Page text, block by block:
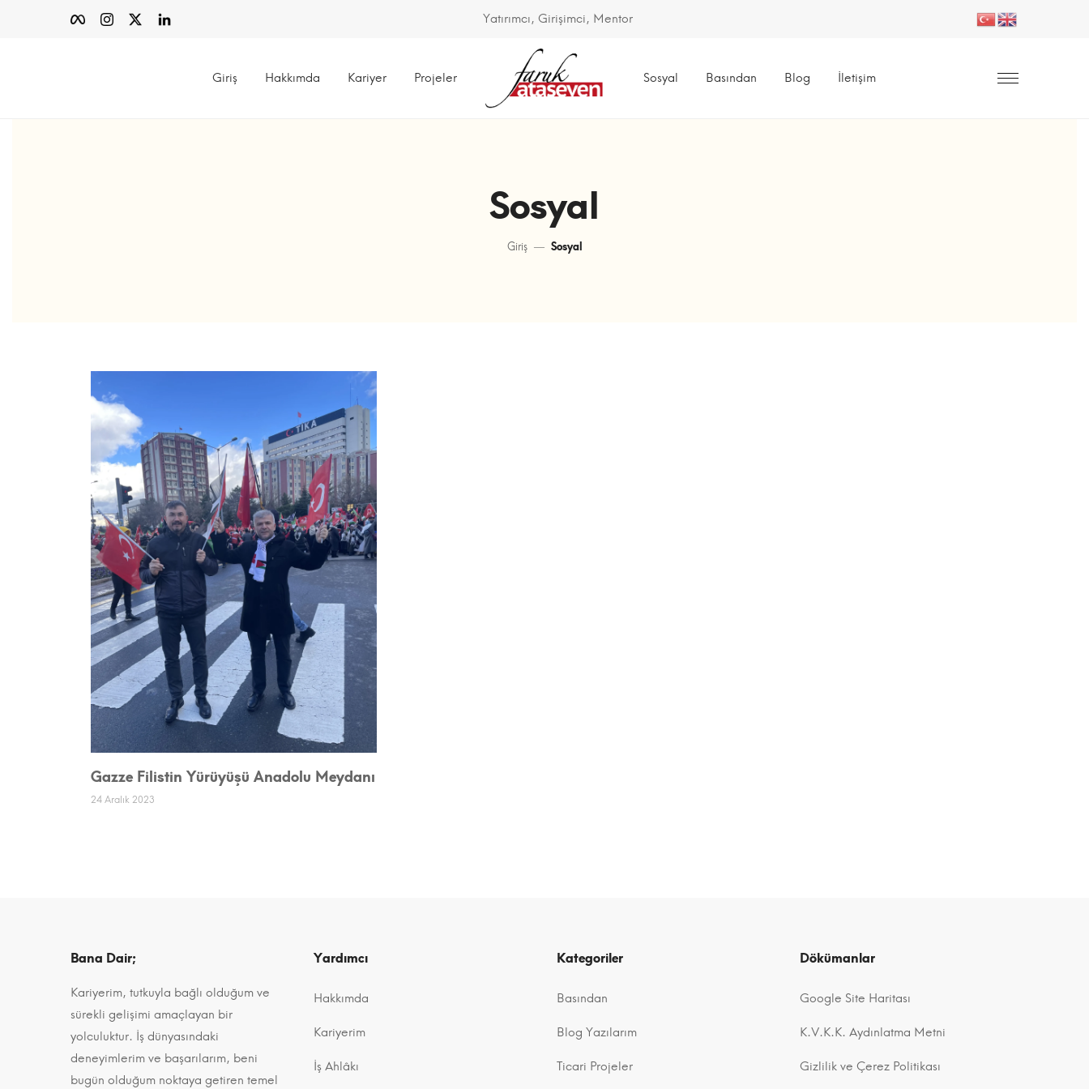
Yatırımcı, Girişimci, Mentor
Giriş Hakkımda Kariyer Projeler Sosyal Basından Blog İletişim
Sosyal
Giriş Sosyal
Gazze Filistin Yürüyüşü Anadolu Meydanı
24 Aralık 2023
Bana Dair;
Kariyerim, tutkuyla bağlı olduğum ve
sürekli gelişimi amaçlayan bir
yolculuktur. İş dünyasındaki
deneyimlerim ve başarılarım, beni
bugün olduğum noktaya getiren temel
Yardımcı
Hakkımda
Kariyerim
İş Ahlâkı
Kategoriler
Basından
Blog Yazılarım
Ticari Projeler
Dökümanlar
Google Site Haritası
K.V.K.K. Aydınlatma Metni
Gizlilik ve Çerez Politikası